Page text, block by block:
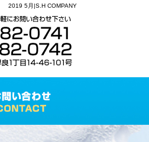
2019 5月|S.H COMPANY